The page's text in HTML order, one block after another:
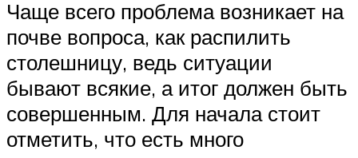
Чаще всего проблема возникает на
почве вопроса, как распилить
столешницу, ведь ситуации
бывают всякие, а итог должен быть
совершенным. Для начала стоит
отметить, что есть много